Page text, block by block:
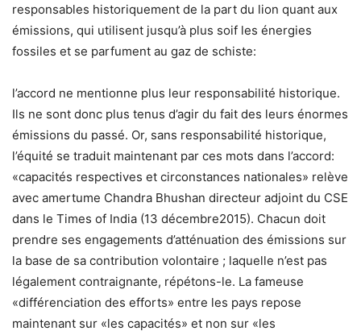
responsables historiquement de la part du lion quant aux
émissions, qui utilisent jusqu’à plus soif les énergies
fossiles et se parfument au gaz de schiste:
l’accord ne mentionne plus leur responsabilité historique.
Ils ne sont donc plus tenus d’agir du fait des leurs énormes
émissions du passé. Or, sans responsabilité historique,
l’équité se traduit maintenant par ces mots dans l’accord:
«capacités respectives et circonstances nationales» relève
avec amertume Chandra Bhushan directeur adjoint du CSE
dans le Times of India (13 décembre2015). Chacun doit
prendre ses engagements d’atténuation des émissions sur
la base de sa contribution volontaire ; laquelle n’est pas
légalement contraignante, répétons-le. La fameuse
«différenciation des efforts» entre les pays repose
maintenant sur «les capacités» et non sur «les